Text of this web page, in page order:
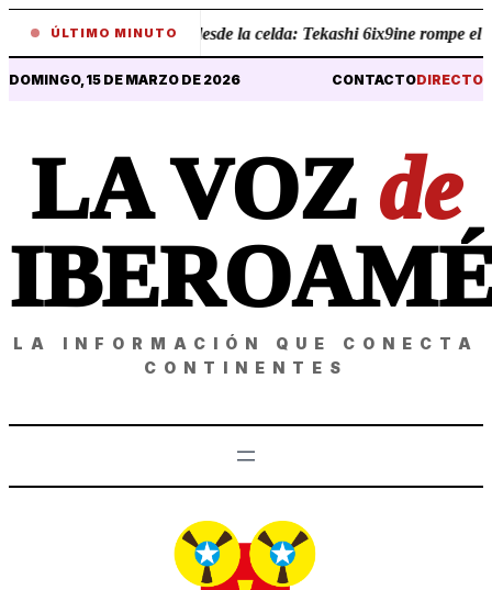
ÚLTIMO MINUTO
Revelaciones desde la celda: Tekashi 6ix9ine rompe el
DOMINGO, 15 DE MARZO DE 2026 CONTACTODIRECTO
LA VOZ de
LA INFORMACIÓN QUE CONECTA
CONTINENTES